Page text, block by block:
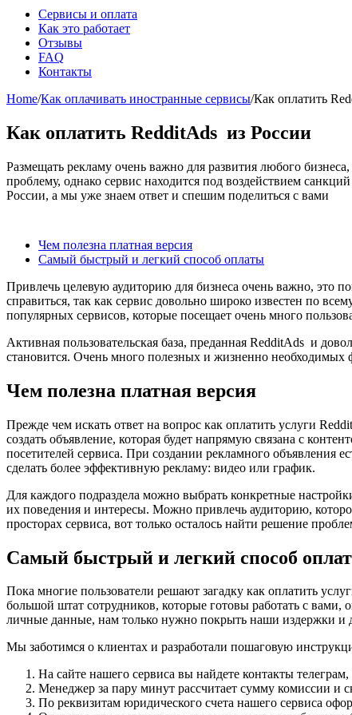
Сервисы и оплата
Как это работает
Отзывы
FAQ
Контакты
Home/Как оплачивать иностранные сервисы/Как оплатить
Как оплатить RedditAds из России
Размещать рекламу очень важно для развития любого
проблему, однако сервис находится под воздействием
России, а мы уже знаем ответ и спешим поделиться с вами
Чем полезна платная версия
Самый быстрый и легкий способ оплаты
Привлечь целевую аудиторию для бизнеса очень важно, это
справиться, так как сервис довольно широко известен по
популярных сервисов, которые посещает очень много
Активная пользовательская база, преданная RedditAds и
становится. Очень много полезных и жизненно необходимых
Чем полезна платная версия
Прежде чем искать ответ на вопрос как оплатить услуги
создать объявление, которая будет напрямую связана с
посетителей сервиса. При создании рекламного объявления
сделать более эффективную рекламу: видео или график.
Для каждого подраздела можно выбрать конкретные
их поведения и интересы. Можно привлечь аудиторию,
просторах сервиса, вот только осталось найти решение
Самый быстрый и легкий способ
Пока многие пользователи решают загадку как оплатить
большой штат сотрудников, которые готовы работать с
личные данные, нам только нужно покрыть наши издержки и
Мы заботимся о клиентах и разработали пошаговую
На сайте нашего сервиса вы найдете контакты
Менеджер за пару минут рассчитает сумму комиссии и
По реквизитам юридического счета нашего сервиса